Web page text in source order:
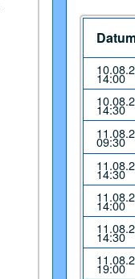
14:00
14:30
09:30
14:30
14:00
14:30
19:00